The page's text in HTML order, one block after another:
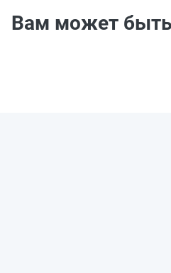
Вам может быть